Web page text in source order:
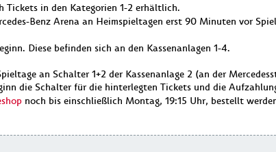
Tickets in den Kategorien 1-2 erhältlich.
Benz Arena an Heimspieltagen erst 90 Minuten vor
Diese befinden sich an den Kassenanlagen 1-4.
an Schalter 1+2 der Kassenanlage 2 (an der
die Schalter für die hinterlegten Tickets und die
noch bis einschließlich Montag, 19:15 Uhr, bestellt